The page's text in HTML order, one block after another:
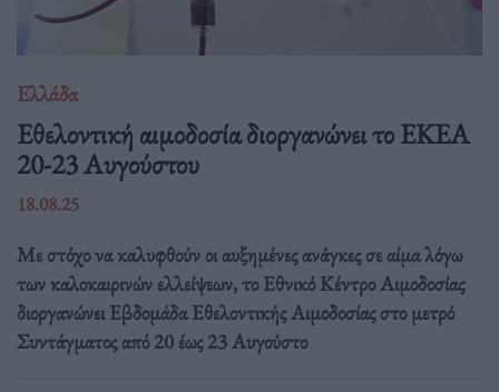
Ελλάδα
Eθελοντική αιμοδοσία διοργανώνει το ΕΚΕΑ
20-23 Αυγούστου
18.08.25
Με στόχο να καλυφθούν οι αυξημένες ανάγκες σε αίμα λόγω
των καλοκαιρινών ελλείψεων, το Εθνικό Κέντρο Αιμοδοσίας
διοργανώνει Εβδομάδα Εθελοντικής Αιμοδοσίας στο μετρό
Συντάγματος από 20 έως 23 Αυγούστο